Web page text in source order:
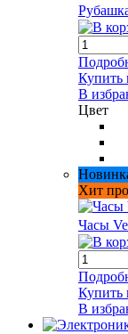
Купить
В
Цвет
Хит
Часы
Купить
В